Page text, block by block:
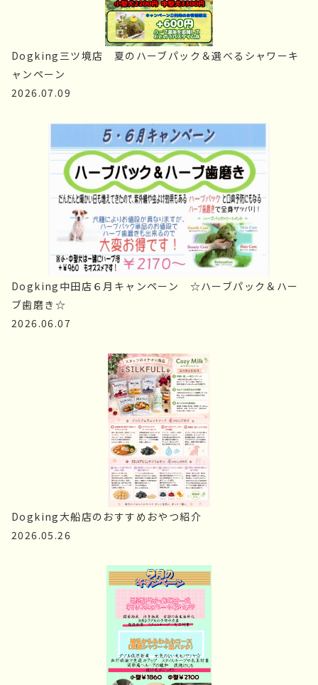
Dogking三ツ境店　夏のハーブパック＆選べるシャワーキ
ャンペーン
2026.07.09
Dogking中田店６月キャンペーン　☆ハーブパック＆ハー
ブ歯磨き☆
2026.06.07
Dogking大船店のおすすめおやつ紹介
2026.05.26